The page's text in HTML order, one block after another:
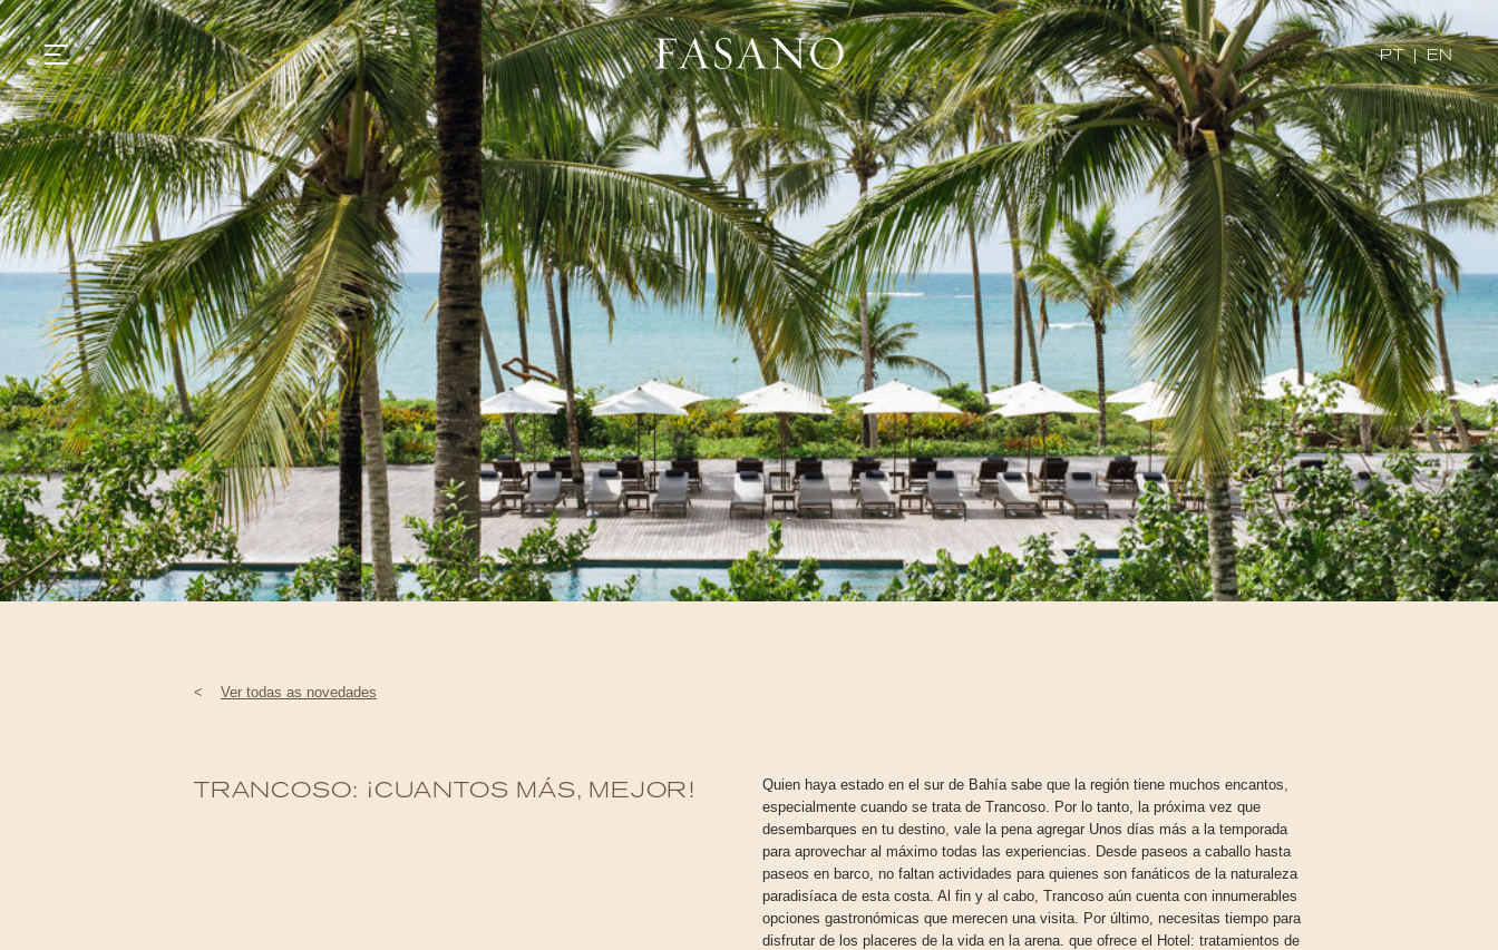
PT | EN
GASTRONOMIA
HOTÉIS
EXPERIENCIAS
EVENTOS
VILLAS
TIENDA | SELEZIONE
DESCUBRIR
WHAT'S COOKING
CORRIERE
HISTORIA
SOSTENIBILIDAD
CONTACTO
< Ver todas as novedades
TRANCOSO: ¡CUANTOS MÁS, MEJOR!
Quien haya estado en el sur de Bahía sabe que la región tiene muchos encantos,
especialmente cuando se trata de Trancoso. Por lo tanto, la próxima vez que
desembarques en tu destino, vale la pena agregar Unos días más a la temporada
para aprovechar al máximo todas las experiencias. Desde paseos a caballo hasta
paseos en barco, no faltan actividades para quienes son fanáticos de la naturaleza
paradisíaca de esta costa. Al fin y al cabo, Trancoso aún cuenta con innumerables
opciones gastronómicas que merecen una visita. Por último, necesitas tiempo para
disfrutar de los placeres de la vida en la arena. que ofrece el Hotel: tratamientos de